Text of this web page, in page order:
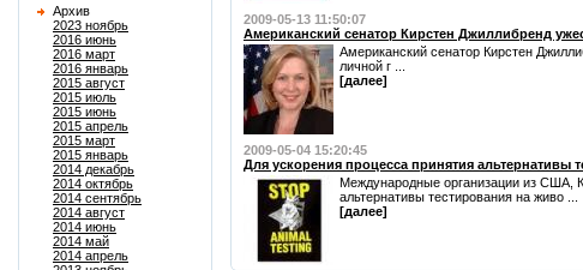
Архив
2023 ноябрь
2016 июнь
2016 март
2016 январь
2015 август
2015 июль
2015 июнь
2015 апрель
2015 март
2015 январь
2014 декабрь
2014 октябрь
2014 сентябрь
2014 август
2014 июнь
2014 май
2014 апрель
2009-05-13 11:50:07
Американский сенатор Кирстен Джиллибренд
Американский сенатор Кирстен
личной г ...
[далее]
2009-05-04 15:20:45
Для ускорения процесса принятия
Международные организации из США,
альтернативы тестирования на живо ...
[далее]